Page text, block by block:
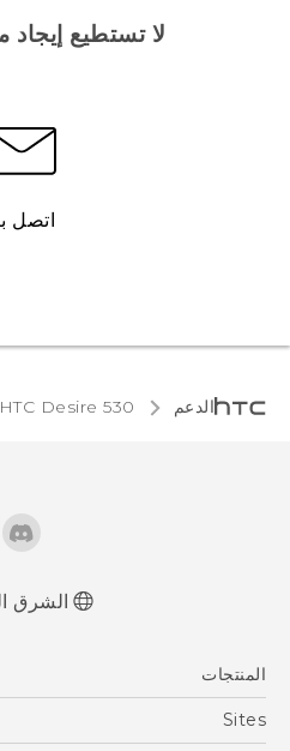
لا تستطيع إيجاد
اتصل
الدعم HTC Desire 530‎
de démarrage rapide
الشرق
المنتجات
5G
Sites